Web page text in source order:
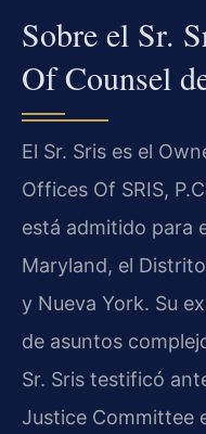
Sobre el Sr.
Of Counsel
El Sr. Sris es el
Offices Of SRIS,
está admitido para
Maryland, el
y Nueva York. Su
de asuntos
Sr. Sris testificó
Justice Committee